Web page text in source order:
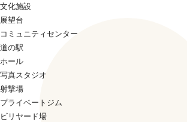
文化施設
展望台
コミュニティセンター
道の駅
ホール
写真スタジオ
射撃場
プライベートジム
ビリヤード場